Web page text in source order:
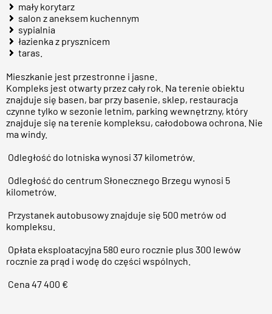
mały korytarz
salon z aneksem kuchennym
sypialnia
łazienka z prysznicem
taras.
Mieszkanie jest przestronne i jasne.
Kompleks jest otwarty przez cały rok. Na terenie obiektu
znajduje się basen, bar przy basenie, sklep, restauracja
czynne tylko w sezonie letnim, parking wewnętrzny, który
znajduje się na terenie kompleksu, całodobowa ochrona. Nie
ma windy.
Odległość do lotniska wynosi 37 kilometrów.
Odległość do centrum Słonecznego Brzegu wynosi 5
kilometrów.
Przystanek autobusowy znajduje się 500 metrów od
kompleksu.
Opłata eksploatacyjna 580 euro rocznie plus 300 lewów
rocznie za prąd i wodę do części wspólnych.
Cena 47 400 €